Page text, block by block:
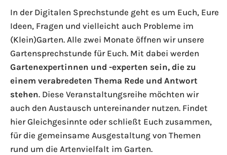
In der Digitalen Sprechstunde geht es um Euch, Eure
Ideen, Fragen und vielleicht auch Probleme im
(Klein)Garten. Alle zwei Monate öffnen wir unsere
Gartensprechstunde für Euch. Mit dabei werden
Gartenexpertinnen und -experten sein, die zu
einem verabredeten Thema Rede und Antwort
stehen. Diese Veranstaltungsreihe möchten wir
auch den Austausch untereinander nutzen. Findet
hier Gleichgesinnte oder schließt Euch zusammen,
für die gemeinsame Ausgestaltung von Themen
rund um die Artenvielfalt im Garten.